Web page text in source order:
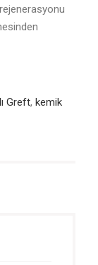
Greft, kemik